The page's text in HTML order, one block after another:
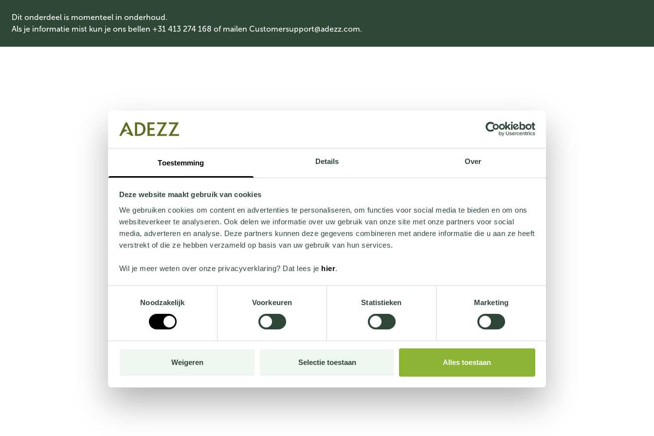
Toestemming Details Over
Deze website maakt gebruik van cookies
We gebruiken cookies om content en advertenties te personaliseren, om functies voor social media te bieden en om ons
websiteverkeer te analyseren. Ook delen we informatie over uw gebruik van onze site met onze partners voor social
media, adverteren en analyse. Deze partners kunnen deze gegevens combineren met andere informatie die u aan ze heeft
verstrekt of die ze hebben verzameld op basis van uw gebruik van hun services.
Wil je meer weten over onze privacyverklaring? Dat lees je hier.
Noodzakelijk
Voorkeuren Statistieken Marketing
Weigeren Selectie toestaan Alles toestaan
Dit onderdeel is momenteel in onderhoud.
Als je informatie mist kun je ons bellen +31 413 274 168 of mailen Customersupport@adezz.com.